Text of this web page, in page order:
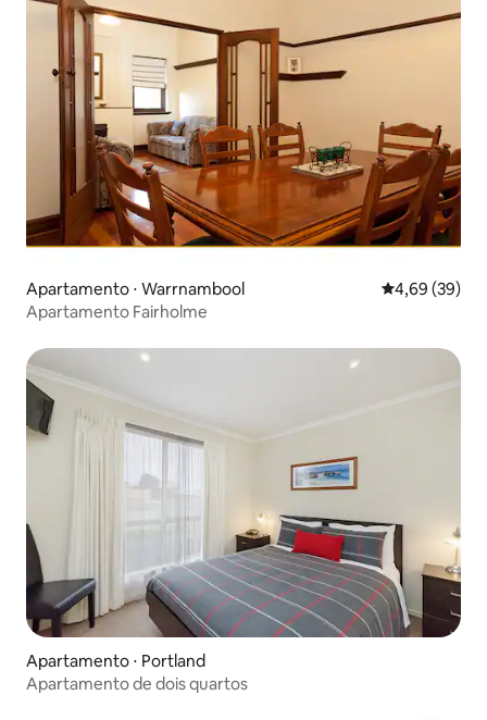
Apartamento ⋅ Warrnambool 4,69 de uma
4,69 (39)
Apartamento Fairholme
Apartamento ⋅ Portland
Apartamento de dois quartos